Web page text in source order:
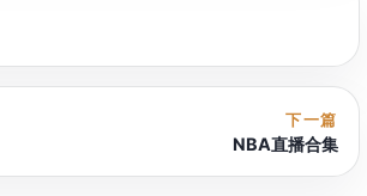
下一篇
NBA直播合集